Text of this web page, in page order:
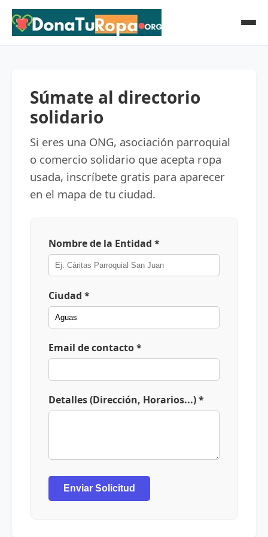
Súmate al directorio
solidario
Si eres una ONG, asociación parroquial
o comercio solidario que acepta ropa
usada, inscríbete gratis para aparecer
en el mapa de tu ciudad.
Nombre de la Entidad *
Ciudad *
Email de contacto *
Detalles (Dirección, Horarios...) *
Enviar Solicitud